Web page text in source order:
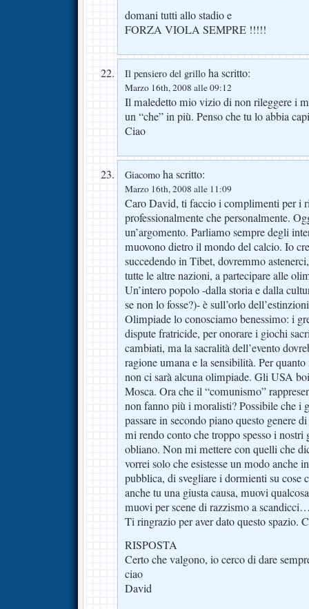
domani tutti allo stadio e
FORZA VIOLA SEMPRE !!!!!
Il pensiero del grillo ha scritto:
Marzo 16th, 2008 alle 09:12
Il maledetto mio vizio di non rileggere i
un “che” in più. Penso che tu lo abbia
Ciao
Giacomo ha scritto:
Marzo 16th, 2008 alle 11:09
Caro David, ti faccio i complimenti per i
professionalmente che personalmente.
un’argomento. Parliamo sempre degli
muovono dietro il mondo del calcio. Io
succedendo in Tibet, dovremmo
tutte le altre nazioni, a partecipare alle
Un’intero popolo -dalla storia e dalla
se non lo fosse?)- è sull’orlo
Olimpiade lo conosciamo benessimo: i
dispute fratricide, per onorare i giochi
cambiati, ma la sacralità dell’evento
ragione umana e la sensibilità. Per
non ci sarà alcuna olimpiade. Gli USA
Mosca. Ora che il “comunismo”
non fanno più i moralisti? Possibile che i
passare in secondo piano questo genere
mi rendo conto che troppo spesso i
obliano. Non mi mettere con quelli che
vorrei solo che esistesse un modo anche
pubblica, di svegliare i dormienti su cose
anche tu una giusta causa, muovi
muovi per scene di razzismo a
Ti ringrazio per aver dato questo spazio.
RISPOSTA
Certo che valgono, io cerco di dare
ciao
David